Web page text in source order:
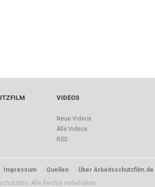
VIDEOS
Neue Videos
Alle Videos
RSS
Impressum Quellen Über Arbeitsschutzfilm.de
Alle Rechte vorbehalten.